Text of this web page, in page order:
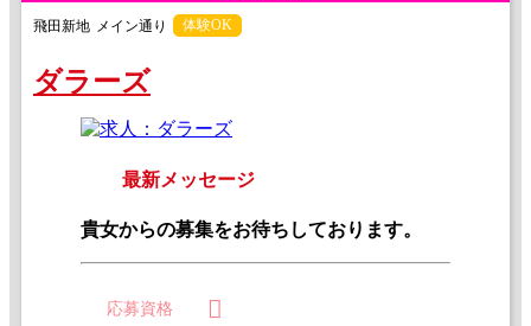
飛田新地 メイン通り 体験OK
ダラーズ
最新メッセージ
貴女からの募集をお待ちしております。
応募資格